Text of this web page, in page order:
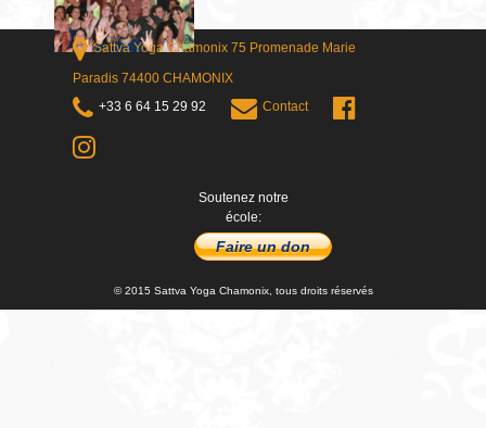
Sattva Yoga Chamonix 75 Promenade Marie
Paradis 74400 CHAMONIX
+33 6 64 15 29 92
Contact
Soutenez notre
école:
Faire un don
© 2015 Sattva Yoga Chamonix, tous droits réservés